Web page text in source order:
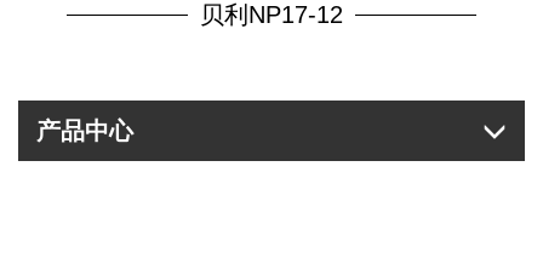
贝利NP17-12
产品中心